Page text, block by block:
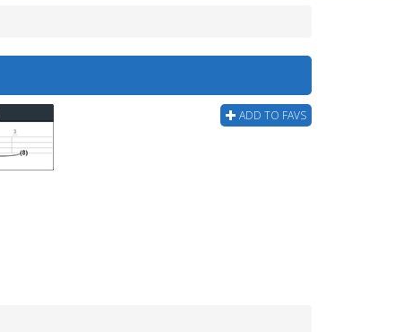
ADD TO FAVS